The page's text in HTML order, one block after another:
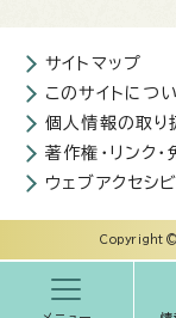
サイトマップ
このサイトにつ
個人情報の取り
著作権・リンク
ウェブアクセシ
Copyright